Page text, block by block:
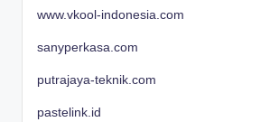
www.vkool-indonesia.com
sanyperkasa.com
putrajaya-teknik.com
pastelink.id